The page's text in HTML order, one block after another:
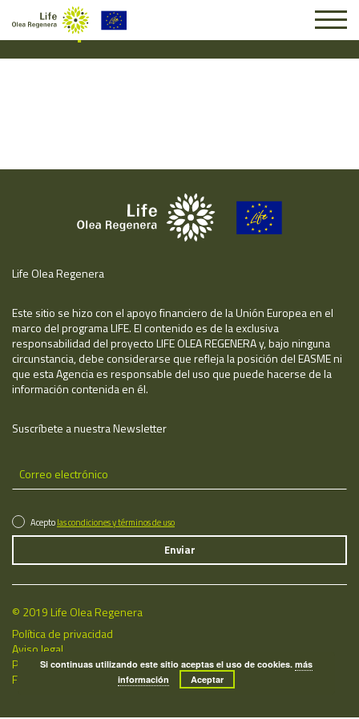
Suscripción #14696
Life Olea Regenera
Este sitio se hizo con el apoyo financiero de la Unión Europea en el
marco del programa LIFE. El contenido es de la exclusiva
responsabilidad del proyecto LIFE OLEA REGENERA y, bajo ninguna
circunstancia, debe considerarse que refleja la posición del EASME ni
que esta Agencia es responsable del uso que puede hacerse de la
información contenida en él.
Suscríbete a nuestra Newsletter
Aceptolas condiciones y términos de uso
© 2019 Life Olea Regenera
Política de privacidad
Aviso legal
Política de cookies
Fecha de última actualización: 08/08/2026
Si continuas utilizando este sitio aceptas el uso de cookies.más
información
Aceptar